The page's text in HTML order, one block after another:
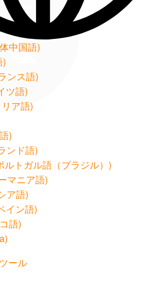
中国語)
)
ンス語)
ツ語)
ア語)
)
ンド語)
ルトガル語（ブラジル） )
マニア語)
ア語)
イン語)
語)
ール